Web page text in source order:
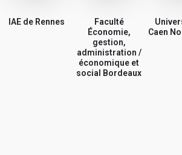
IAE de Rennes
Faculté
Économie,
gestion,
administration /
économique et
social Bordeaux
Caen